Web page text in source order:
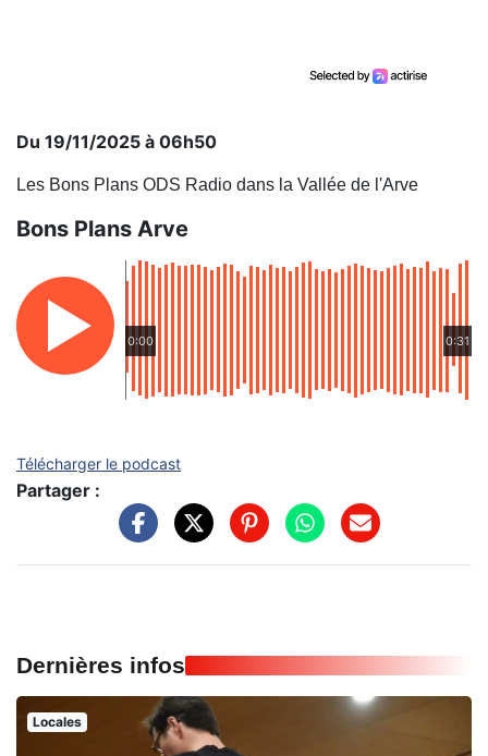
Du 19/11/2025 à 06h50
Les Bons Plans ODS Radio dans la Vallée de l'Arve
Bons Plans Arve
0:00 0:31
Télécharger le podcast
Partager :
Dernières infos
Locales